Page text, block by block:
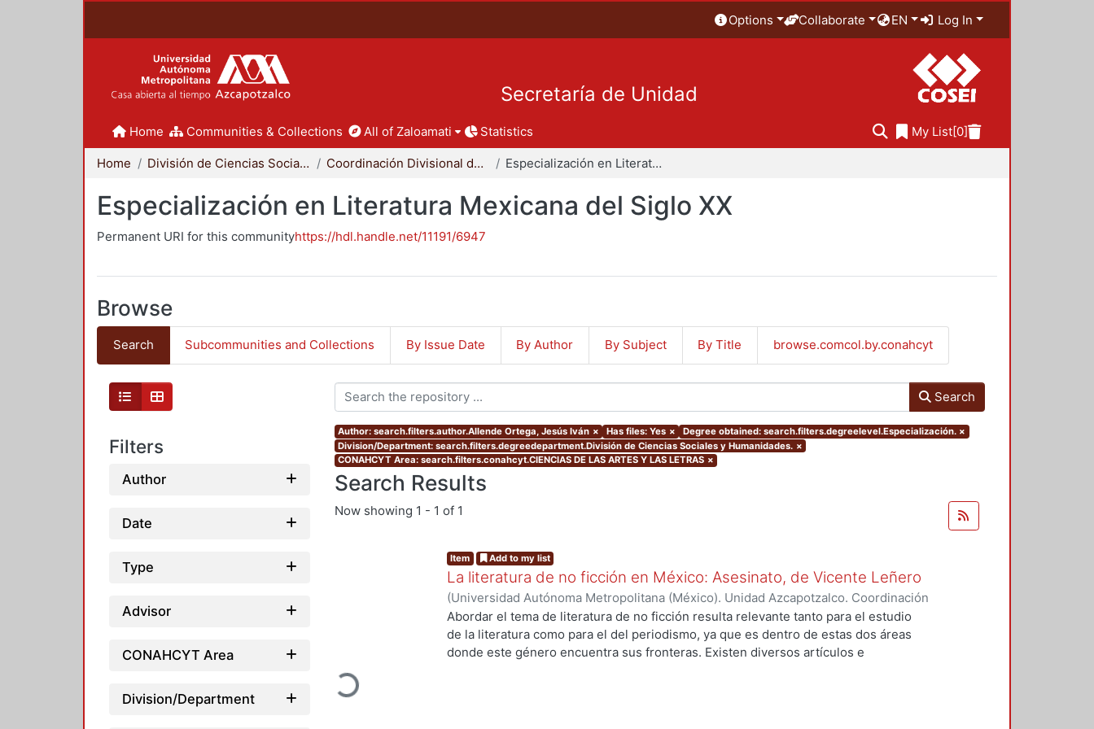
Options Collaborate EN Log In
Secretaría de Unidad
Home Communities & Collections All of Zaloamati Statistics My List[0]
Home División de Ciencias Sociales y Humanidades Coordinación Divisional de Posgrado Especialización en Literatura Mexicana del Siglo XX
Especialización en Literatura Mexicana del Siglo XX
Permanent URI for this communityhttps://hdl.handle.net/11191/6947
Browse
Search Subcommunities and Collections By Issue Date By Author By Subject By Title browse.comcol.by.conahcyt
Filters
Author
Date
Type
Advisor
CONAHCYT Area
Division/Department
Search
Author: search.filters.author.Allende Ortega, Jesús Iván × Has files: Yes × Degree obtained: search.filters.degreelevel.Especialización. ×
Division/Department: search.filters.degreedepartment.División de Ciencias Sociales y Humanidades. ×
CONAHCYT Area: search.filters.conahcyt.CIENCIAS DE LAS ARTES Y LAS LETRAS ×
Search Results
Now showing 1 - 1 of 1
Loading...
Item Add to my list
La literatura de no ficción en México: Asesinato, de Vicente Leñero
(Universidad Autónoma Metropolitana (México). Unidad Azcapotzalco. Coordinación
de Servicios de Información.,2023-10)Allende Ortega, Jesús Iván
Abordar el tema de literatura de no ficción resulta relevante tanto para el estudio
de la literatura como para el del periodismo, ya que es dentro de estas dos áreas
donde este género encuentra sus fronteras. Existen diversos artículos e